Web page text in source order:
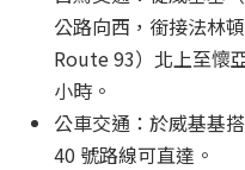
公路向西，銜接法林
Route 93）北上至懷
小時。
公車交通：於威基基
40 號路線可直達。